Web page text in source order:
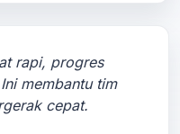
rapi, progres
membantu tim
cepat.